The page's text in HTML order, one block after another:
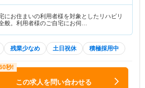
にお住まいの利用者様を対象としたリハビリ
般。利用者様のご自宅にお伺…
残業少なめ 土日祝休 積極採用中
この求人を問い合わせる